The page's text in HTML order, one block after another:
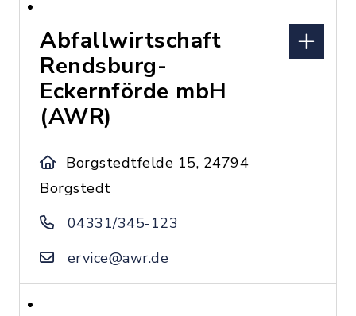
Abfallwirtschaft
Rendsburg-
Eckernförde mbH
(AWR)
Borgstedtfelde 15, 24794
Borgstedt
04331/345-123
ervice@awr.de